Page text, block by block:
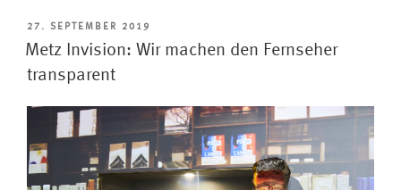
VERÖFFENTLICHT
AM
27. SEPTEMBER 2019
Metz Invision: Wir machen den Fernseher
transparent